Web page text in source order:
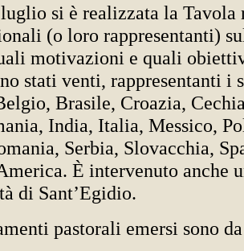
si è realizzata la Tavola
(o loro rappresentanti)
motivazioni e quali
stati venti, rappresentanti i
Brasile, Croazia,
India, Italia, Messico,
Serbia, Slovacchia,
È intervenuto anche
di Sant’Egidio.
pastorali emersi sono